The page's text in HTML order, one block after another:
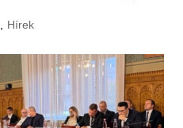
Hírek